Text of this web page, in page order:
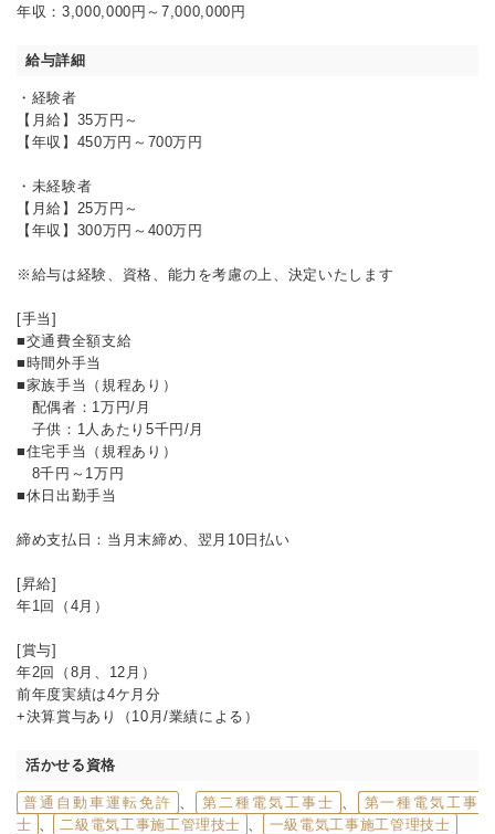
年収：3,000,000円～7,000,000円
給与詳細
・経験者
【月給】35万円～
【年収】450万円～700万円
・未経験者
【月給】25万円～
【年収】300万円～400万円
※給与は経験、資格、能力を考慮の上、決定いたします
[手当]
■交通費全額支給
■時間外手当
■家族手当（規程あり）
配偶者：1万円/月
子供：1人あたり5千円/月
■住宅手当（規程あり）
8千円～1万円
■休日出勤手当
締め支払日：当月末締め、翌月10日払い
[昇給]
年1回（4月）
[賞与]
年2回（8月、12月）
前年度実績は4ケ月分
+決算賞与あり（10月/業績による）
活かせる資格
普通自動車運転免許 、 第二種電気工事士 、
第一種電気工事
士 、 二級電気工事施工管理技士 、 一級電気工事施工管理技士